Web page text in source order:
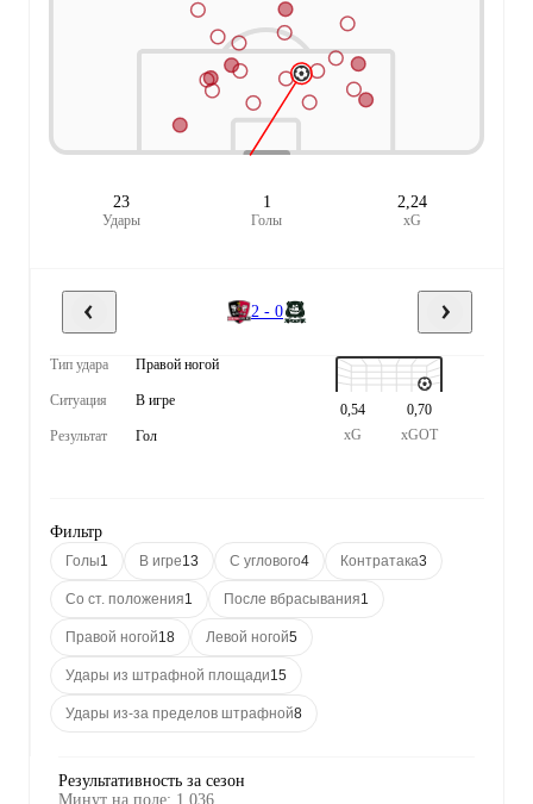
23
Удары
1
Голы
2,24
xG
2 - 0
Тип удара Правой ногой
Ситуация В игре
Результат Гол
0,54
xG
0,70
xGOT
Фильтр
Голы1 В игре13 С углового4 Контратака3
Со ст. положения1 После вбрасывания1
Правой ногой18 Левой ногой5
Удары из штрафной площади15
Удары из-за пределов штрафной8
Результативность за сезон
Минут на поле: 1 036